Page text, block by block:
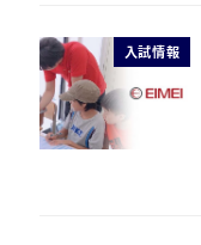
入試情報